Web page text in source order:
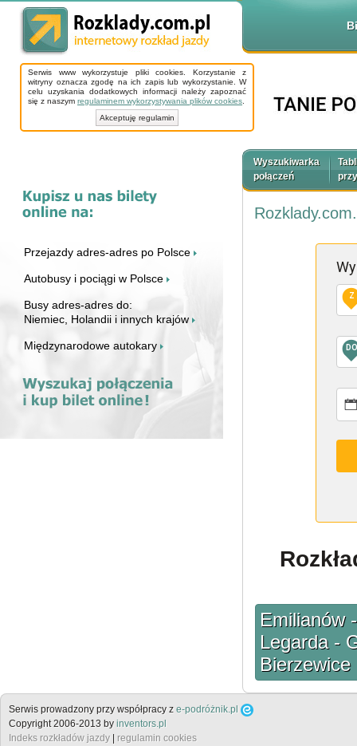
Serwis www wykorzystuje pliki cookies. Korzystanie z
witryny oznacza zgodę na ich zapis lub wykorzystanie. W
celu uzyskania dodatkowych informacji należy zapoznać
się z naszym regulaminem wykorzystywania plików cookies
Akceptuję regulamin
Przejazdy adres-adres po Polsce
Autobusy i pociągi w Polsce
Busy adres-adres do:
Niemiec, Holandii i innych krajów
Międzynarodowe autokary
Wyszukiwarka
połączeń
Z
DO
Emilianów
Legarda -
Bierzewice
Serwis prowadzony przy współpracy z e-podróżnik.pl
Copyright 2006-2013 by inventors.pl
Indeks rozkładów jazdy | regulamin cookies